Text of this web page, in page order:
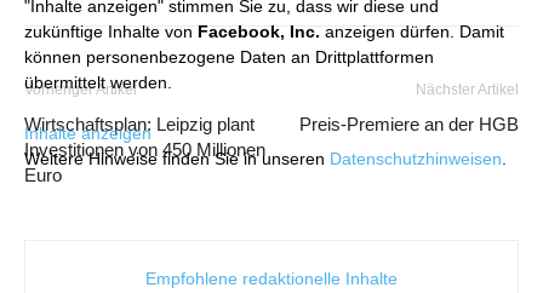
"Inhalte anzeigen" stimmen Sie zu, dass wir diese und
zukünftige Inhalte von Facebook, Inc. anzeigen dürfen. Damit
können personenbezogene Daten an Drittplattformen
übermittelt werden.
Inhalte anzeigen
Weitere Hinweise finden Sie in unseren Datenschutzhinweisen.
Vorheriger Artikel
Wirtschaftsplan: Leipzig plant
Investitionen von 450 Millionen
Euro
Nächster Artikel
Preis-Premiere an der HGB
Empfohlene redaktionelle Inhalte